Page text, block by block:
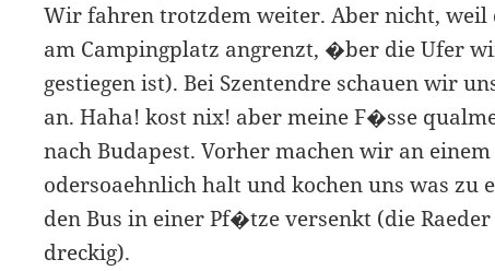
Wir fahren trotzdem weiter. Aber nicht, weil
am Campingplatz angrenzt, �ber die Ufer
gestiegen ist). Bei Szentendre schauen wir
an. Haha! kost nix! aber meine F�sse
nach Budapest. Vorher machen wir an einem
odersoaehnlich halt und kochen uns was zu
den Bus in einer Pf�tze versenkt (die
dreckig).